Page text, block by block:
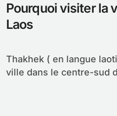
Pourquoi visiter la
Laos
Thakhek ( en langue laotienne : ທ່າ ແຂກ) est une
ville dans le centre-sud